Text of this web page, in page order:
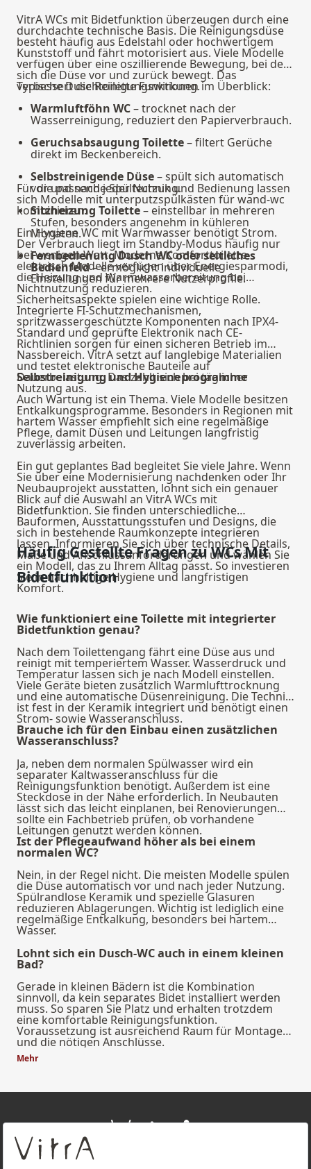
VitrA WCs mit Bidetfunktion überzeugen durch eine
durchdachte technische Basis. Die Reinigungsdüse
besteht häufig aus Edelstahl oder hochwertigem
Kunststoff und fährt motorisiert aus. Viele Modelle
verfügen über eine oszillierende Bewegung, bei der
sich die Düse vor und zurück bewegt. Das
verbessert die Reinigungswirkung.
Typische Duschtoilette Funktionen im Überblick:
Warmluftföhn WC– trocknet nach der
Wasserreinigung, reduziert den Papierverbrauch.
Geruchsabsaugung Toilette– filtert Gerüche
direkt im Beckenbereich.
Selbstreinigende Düse– spült sich automatisch
vor und nach jeder Nutzung.
Sitzheizung Toilette– einstellbar in mehreren
Stufen, besonders angenehm in kühleren
Monaten.
Fernbedienung Dusch WC oder seitliches
Bedienfeld– ermöglicht individuelle
Einstellungen für mehrere Nutzerprofile.
Für die passende Spültechnik und Bedienung lassen
sich Modelle mitunterputzspülkästen für wand-wc
kombinieren.
Ein Hygiene WC mit Warmwasser benötigt Strom.
Der Verbrauch liegt im Standby-Modus häufig nur
bei wenigen Watt. Moderne Komforttoilette
elektrisch Modelle verfügen über Energiesparmodi,
die Heizung und Warmwasserbereitung bei
Nichtnutzung reduzieren.
Sicherheitsaspekte spielen eine wichtige Rolle.
Integrierte FI-Schutzmechanismen,
spritzwassergeschützte Komponenten nach IPX4-
Standard und geprüfte Elektronik nach CE-
Richtlinien sorgen für einen sicheren Betrieb im
Nassbereich. VitrA setzt auf langlebige Materialien
und testet elektronische Bauteile auf
Dauerbelastung. Das zahlt sich bei täglicher
Nutzung aus.
Selbstreinigung und Hygieneprogramme
Auch Wartung ist ein Thema. Viele Modelle besitzen
Entkalkungsprogramme. Besonders in Regionen mit
hartem Wasser empfiehlt sich eine regelmäßige
Pflege, damit Düsen und Leitungen langfristig
zuverlässig arbeiten.
Ein gut geplantes Bad begleitet Sie viele Jahre. Wenn
Sie über eine Modernisierung nachdenken oder Ihr
Neubauprojekt ausstatten, lohnt sich ein genauer
Blick auf die Auswahl an VitrA WCs mit
Bidetfunktion. Sie finden unterschiedliche
Bauformen, Ausstattungsstufen und Designs, die
sich in bestehende Raumkonzepte integrieren
lassen. Informieren Sie sich über technische Details,
Maße und Anschlussanforderungen und wählen Sie
ein Modell, das zu Ihrem Alltag passt. So investieren
Sie in nachhaltige Hygiene und langfristigen
Komfort.
Häufig Gestellte Fragen zu WCs Mit
Bidetfunktion
Wie funktioniert eine Toilette mit integrierter
Bidetfunktion genau?
Nach dem Toilettengang fährt eine Düse aus und
reinigt mit temperiertem Wasser. Wasserdruck und
Temperatur lassen sich je nach Modell einstellen.
Viele Geräte bieten zusätzlich Warmlufttrocknung
und eine automatische Düsenreinigung. Die Technik
ist fest in der Keramik integriert und benötigt einen
Strom- sowie Wasseranschluss.
Brauche ich für den Einbau einen zusätzlichen
Wasseranschluss?
Ja, neben dem normalen Spülwasser wird ein
separater Kaltwasseranschluss für die
Reinigungsfunktion benötigt. Außerdem ist eine
Steckdose in der Nähe erforderlich. In Neubauten
lässt sich das leicht einplanen, bei Renovierungen
sollte ein Fachbetrieb prüfen, ob vorhandene
Leitungen genutzt werden können.
Ist der Pflegeaufwand höher als bei einem
normalen WC?
Nein, in der Regel nicht. Die meisten Modelle spülen
die Düse automatisch vor und nach jeder Nutzung.
Spülrandlose Keramik und spezielle Glasuren
reduzieren Ablagerungen. Wichtig ist lediglich eine
regelmäßige Entkalkung, besonders bei hartem
Wasser.
Lohnt sich ein Dusch-WC auch in einem kleinen
Bad?
Gerade in kleinen Bädern ist die Kombination
sinnvoll, da kein separates Bidet installiert werden
muss. So sparen Sie Platz und erhalten trotzdem
eine komfortable Reinigungsfunktion.
Voraussetzung ist ausreichend Raum für Montage
und die nötigen Anschlüsse.
Mehr